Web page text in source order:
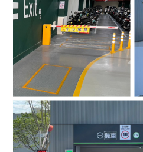
5.停車收費系統系列實績
6.停車收費系統-地閘式實績
7.人員管制機系列實績
8.長距離讀卡機系列實績
9.車位在席導引系列實績